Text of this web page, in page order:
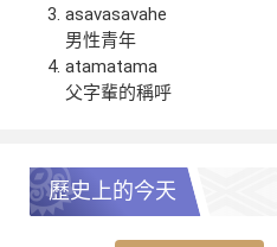
asavasavahe
男性青年
atamatama
父字輩的稱呼
歷史上的今天